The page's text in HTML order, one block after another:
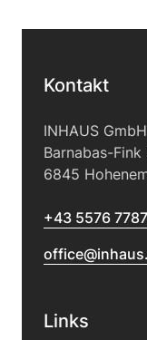
Kontakt
INHAUS GmbH
Barnabas-Fink
6845
+43 5576
Links